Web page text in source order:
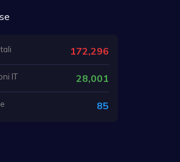
172,296
IT 28,001
85